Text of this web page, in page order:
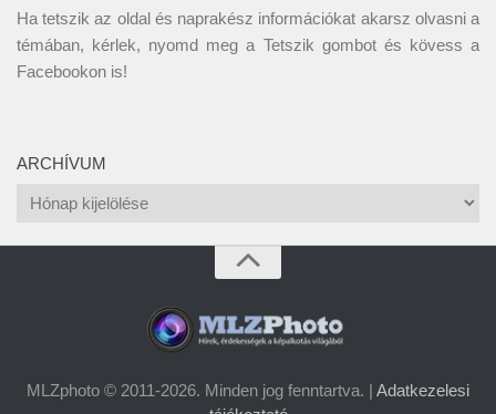
Ha tetszik az oldal és naprakész információkat akarsz olvasni a
témában, kérlek, nyomd meg a Tetszik gombot és kövess a
Facebookon is!
ARCHÍVUM
Archívum
MLZphoto © 2011-2026. Minden jog fenntartva. | Adatkezelesi